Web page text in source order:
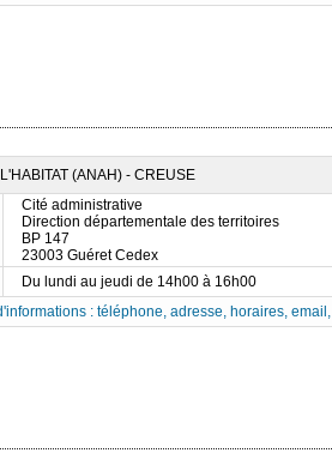
(ANAH) - CREUSE
Cité administrative
Direction départementale des territoires
BP 147
23003 Guéret Cedex
Du lundi au jeudi de 14h00 à 16h00
: téléphone, adresse, horaires,